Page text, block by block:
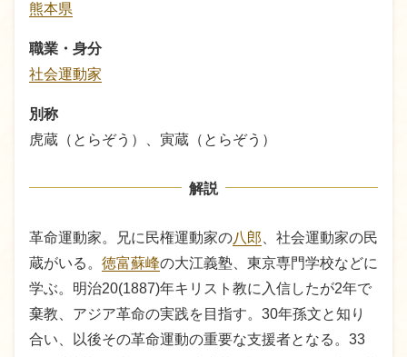
熊本県
職業・身分
社会運動家
別称
虎蔵（とらぞう）、寅蔵（とらぞう）
解説
革命運動家。兄に民権運動家の八郎 、社会運動家の民
蔵がいる。 徳富蘇峰の大江義塾、東京専門学校などに
学ぶ。明治20(1887)年キリスト教に入信したが2年で
棄教、アジア革命の実践を目指す。30年孫文と知り
合い、以後その革命運動の重要な支援者となる。33